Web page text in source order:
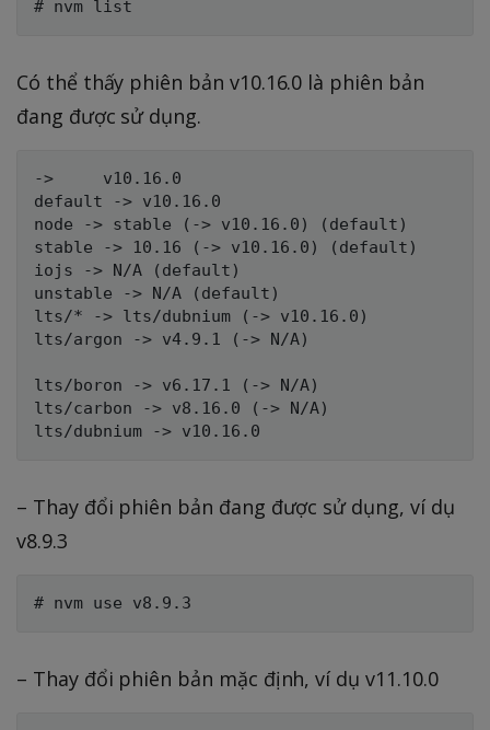
Có thể thấy phiên bản v10.16.0 là phiên bản
đang được sử dụng.
->     v10.16.0
default -> v10.16.0
node -> stable (-> v10.16.0) (default)
stable -> 10.16 (-> v10.16.0) (default)
iojs -> N/A (default)
unstable -> N/A (default)
lts/* -> lts/dubnium (-> v10.16.0)
lts/argon -> v4.9.1 (-> N/A)
lts/boron -> v6.17.1 (-> N/A)
lts/carbon -> v8.16.0 (-> N/A)
– Thay đổi phiên bản đang được sử dụng, ví dụ
v8.9.3
– Thay đổi phiên bản mặc định, ví dụ v11.10.0